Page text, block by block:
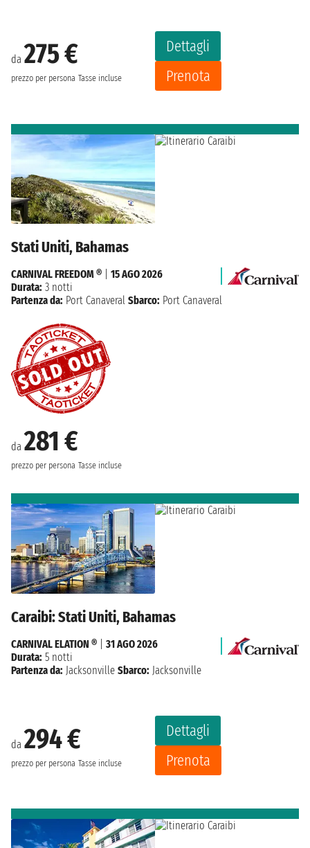
da 275 €
prezzo per persona Tasse incluse
Dettagli
Prenota
Stati Uniti, Bahamas
da 281 €
prezzo per persona Tasse incluse
CARNIVAL FREEDOM ®
15 AGO 2026
Durata: 3 notti
Partenza da: Port Canaveral Sbarco: Port Canaveral
Caraibi: Stati Uniti, Bahamas
da 294 €
prezzo per persona Tasse incluse
Dettagli
Prenota
CARNIVAL ELATION ®
31 AGO 2026
Durata: 5 notti
Partenza da: Jacksonville Sbarco: Jacksonville